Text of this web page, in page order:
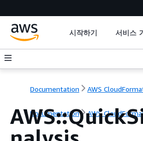
시작하기 서비스
Documentation AWS
Documentation AWS